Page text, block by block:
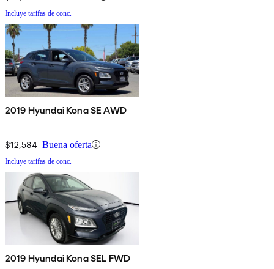
Incluye tarifas de conc.
2019 Hyundai Kona SE AWD
$12,584 Buena oferta
Incluye tarifas de conc.
2019 Hyundai Kona SEL FWD